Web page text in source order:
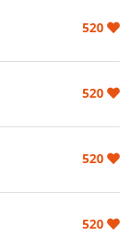
520
520
520
520